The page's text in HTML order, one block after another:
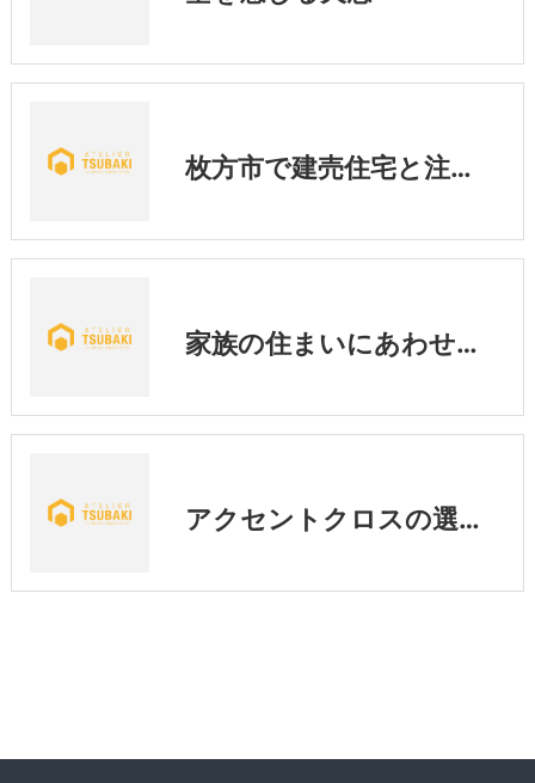
枚方市で建売住宅と注文住宅を比較｜あなたに合う家の選び方とは？
家族の住まいにあわせた暮らし
アクセントクロスの選び方｜後悔しないために知っておきたい3つのポイント💡